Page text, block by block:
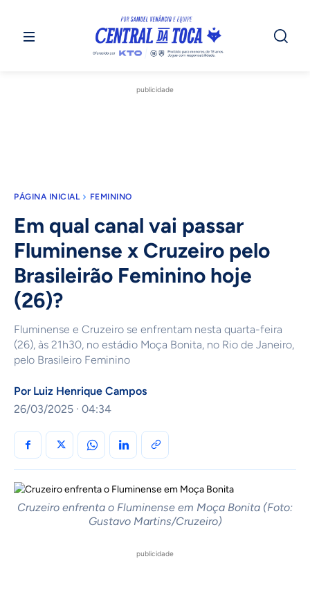
publicidade
PÁGINA INICIAL FEMININO
Em qual canal vai passar
Fluminense x Cruzeiro pelo
Brasileirão Feminino hoje
(26)?
Fluminense e Cruzeiro se enfrentam nesta quarta-feira
(26), às 21h30, no estádio Moça Bonita, no Rio de Janeiro,
pelo Brasileiro Feminino
Por Luiz Henrique Campos
26/03/2025 · 04:34
Cruzeiro enfrenta o Fluminense em Moça Bonita (Foto:
Gustavo Martins/Cruzeiro)
publicidade